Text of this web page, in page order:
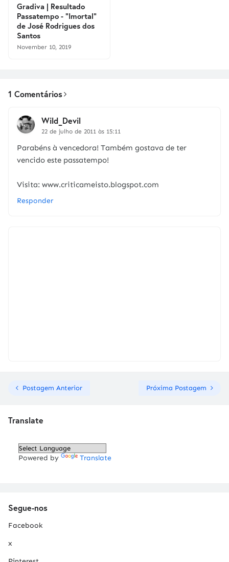
Gradiva | Resultado
Passatempo - "Imortal"
de José Rodrigues dos
Santos
November 10, 2019
1 Comentários
Wild_Devil
22 de julho de 2011 às 15:11
Parabéns à vencedora! Também gostava de ter
vencido este passatempo!
Visita: www.criticameisto.blogspot.com
Responder
Postagem Anterior Próxima Postagem
Translate
Powered by Translate
Segue-nos
Facebook
x